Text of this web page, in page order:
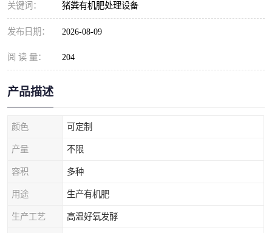
关键词： 猪粪有机肥处理设备
发布日期： 2026-08-09
阅 读 量： 204
产品描述
颜色 可定制
产量 不限
容积 多种
用途 生产有机肥
生产工艺 高温好氧发酵